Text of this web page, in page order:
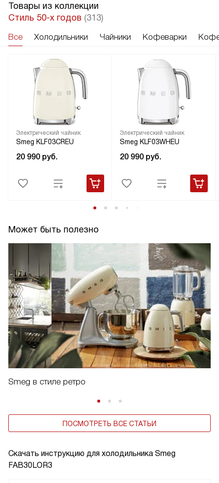
Скачать инструкцию для холодильника Smeg
FAB30LOR3
Товары из коллекции
Стиль 50-х годов (313)
Все Холодильники Чайники Кофеварки
Электрический чайник
Smeg KLF03CREU
20 990 руб.
Электрический чайник
Smeg KLF03WHEU
20 990 руб.
Может быть полезно
Smeg в стиле ретро
ПОСМОТРЕТЬ ВСЕ СТАТЬИ